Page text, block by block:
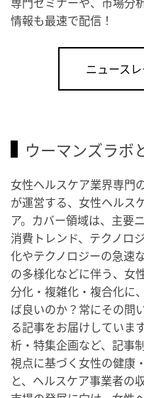
情報も最速で配信！
ニュース
ウーマンズラボ
女性ヘルスケア業界専門
が運営する、女性ヘルス
ア。カバー領域は、主要
消費トレンド、テクノロ
化やテクノロジーの急速
の多様化などに伴う、女
分化・複雑化・複合化に
ば良いのか？常にその問
る記事をお届けしていま
析・特集企画など、記事
視点に基づく女性の健康
と、ヘルスケア事業者の